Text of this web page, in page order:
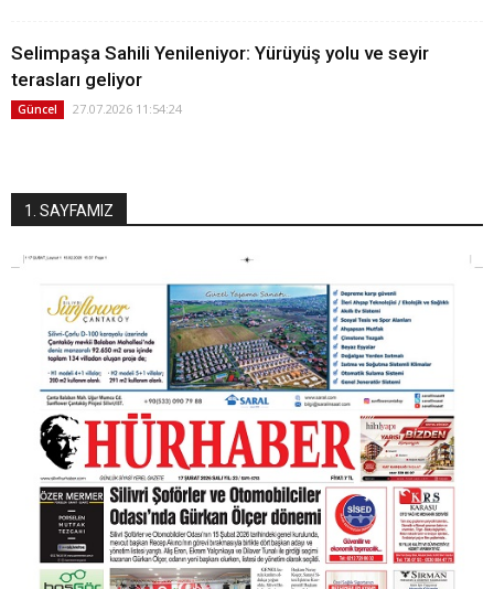
Selimpaşa Sahili Yenileniyor: Yürüyüş yolu ve seyir
terasları geliyor
Güncel 27.07.2026 11:54:24
1. SAYFAMIZ